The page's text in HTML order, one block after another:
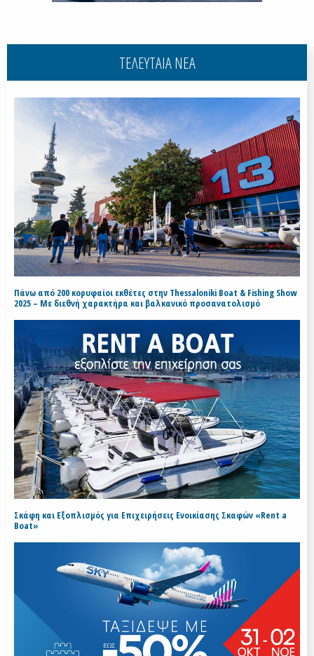
ΤΕΛΕΥΤΑΙΑ ΝΕΑ
Πάνω από 200 κορυφαίοι εκθέτες στην Thessaloniki Boat & Fishing Show
2025 – Με διεθνή χαρακτήρα και βαλκανικό προσανατολισμό
Σκάφη και Εξοπλισμός για Επιχειρήσεις Ενοικίασης Σκαφών «Rent a
Boat»